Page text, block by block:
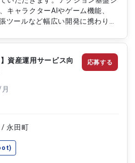
キャラクターAIやゲーム機能、
ツールなど幅広い開発に携わり、
いたバトルシステムおよびアクシ
・キャラクターAI、スキル、バレッ
ックなどのゲーム機能開発 ・
によるアセット組み込みツール
ールの開発 ・ゲーム仕様書のレ
定義 ・VFX機能およびUI機能の開
よび品質改善対応
資産運用サービス向
/ 永田町
応募する